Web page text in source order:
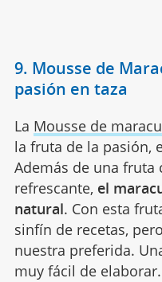
9. Mousse de
pasión en taza
La Mousse de
la fruta de la pasión,
Además de una fruta
refrescante, el
natural. Con esta
sinfín de recetas,
nuestra preferida.
muy fácil de elaborar.